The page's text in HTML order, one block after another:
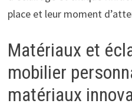
place et leur moment
Matériaux et
mobilier
matériaux